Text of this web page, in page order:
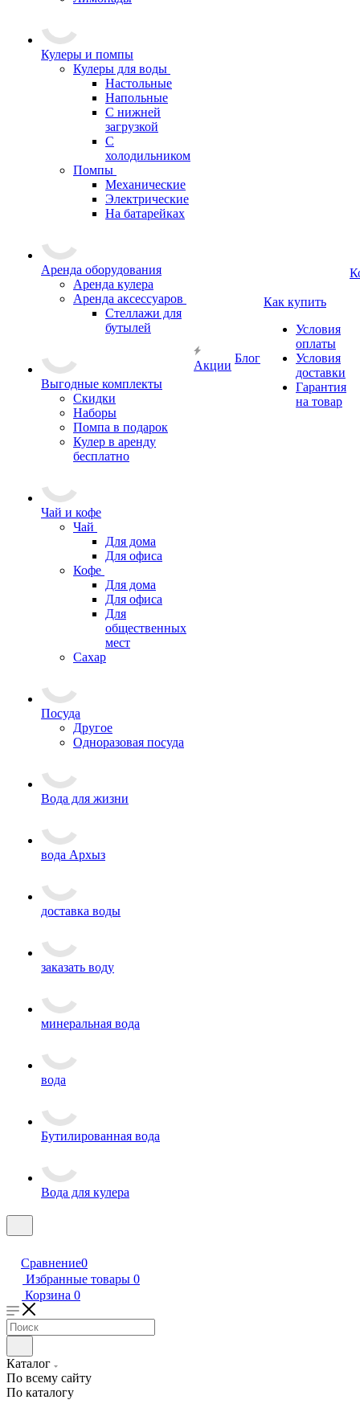
Кулеры и помпы
Кулеры для воды
Настольные
Напольные
С нижней
загрузкой
С
холодильником
Помпы
Механические
Электрические
На батарейках
Аренда оборудования
Аренда кулера
Аренда аксессуаров
Стеллажи для
бутылей
Выгодные комплекты
Скидки
Наборы
Помпа в подарок
Кулер в аренду
бесплатно
Чай и кофе
Чай
Для дома
Для офиса
Кофе
Для дома
Для офиса
Для
общественных
мест
Сахар
Посуда
Другое
Одноразовая посуда
Вода для жизни
вода Архыз
доставка воды
заказать воду
минеральная вода
вода
Бутилированная вода
Вода для кулера
Акции
Блог
Как купить
Условия
оплаты
Условия
доставки
Гарантия
на товар
Сравнение0
Избранные товары 0
Корзина 0
Каталог
По всему сайту
По каталогу